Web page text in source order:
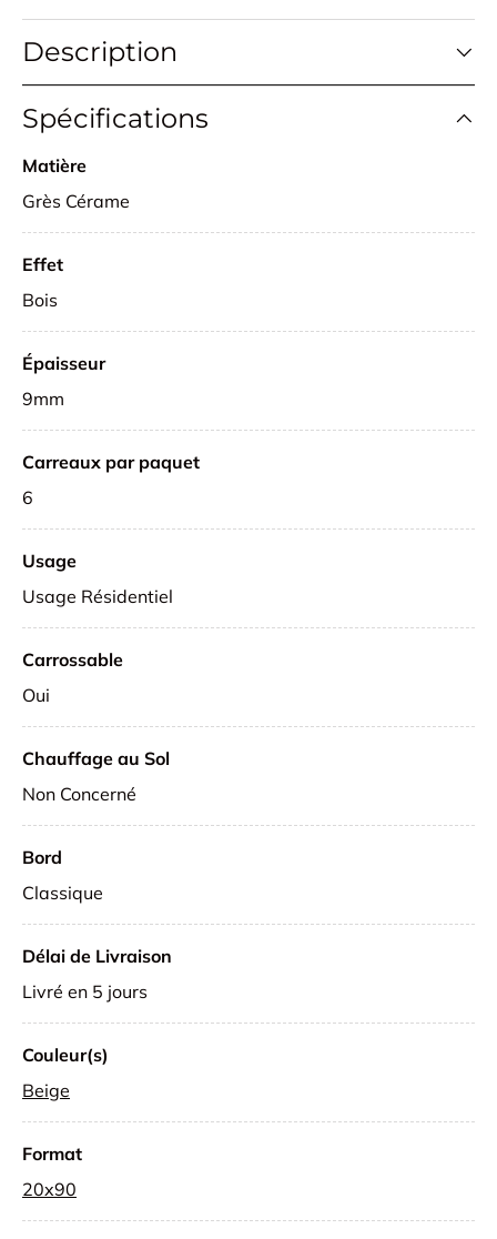
Description
Spécifications
Matière
Grès Cérame
Effet
Bois
Épaisseur
9mm
Carreaux par paquet
6
Usage
Usage Résidentiel
Carrossable
Oui
Chauffage au Sol
Non Concerné
Bord
Classique
Délai de Livraison
Livré en 5 jours
Couleur(s)
Beige
Format
20x90